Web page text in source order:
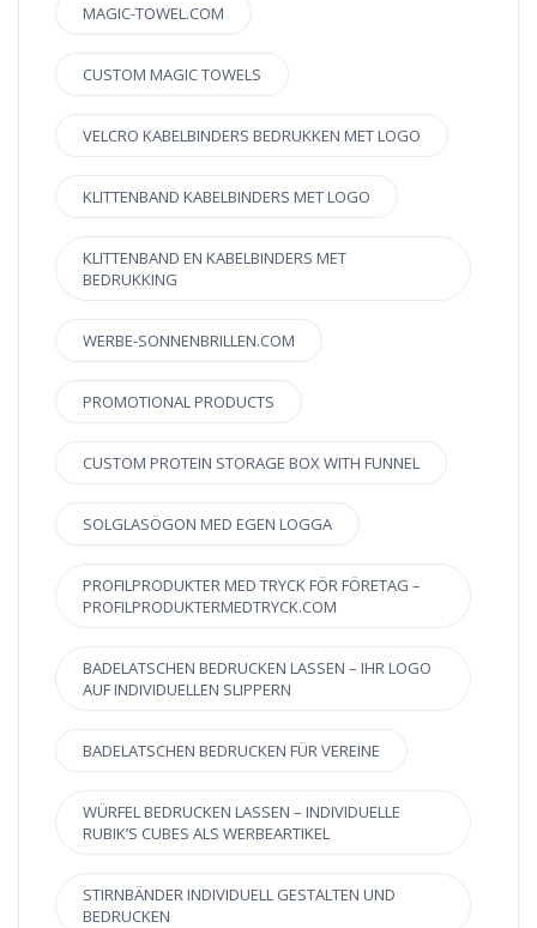
MAGIC-TOWEL.COM
CUSTOM MAGIC TOWELS
VELCRO KABELBINDERS BEDRUKKEN MET LOGO
KLITTENBAND KABELBINDERS MET LOGO
KLITTENBAND EN KABELBINDERS MET
BEDRUKKING
WERBE-SONNENBRILLEN.COM
PROMOTIONAL PRODUCTS
CUSTOM PROTEIN STORAGE BOX WITH FUNNEL
SOLGLASÖGON MED EGEN LOGGA
PROFILPRODUKTER MED TRYCK FÖR FÖRETAG –
PROFILPRODUKTERMEDTRYCK.COM
BADELATSCHEN BEDRUCKEN LASSEN – IHR LOGO
AUF INDIVIDUELLEN SLIPPERN
BADELATSCHEN BEDRUCKEN FÜR VEREINE
WÜRFEL BEDRUCKEN LASSEN – INDIVIDUELLE
RUBIK’S CUBES ALS WERBEARTIKEL
STIRNBÄNDER INDIVIDUELL GESTALTEN UND
BEDRUCKEN